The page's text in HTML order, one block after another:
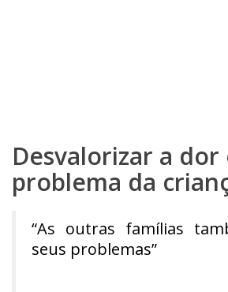
Desvalorizar a dor
problema da
“As outras famílias
seus problemas”